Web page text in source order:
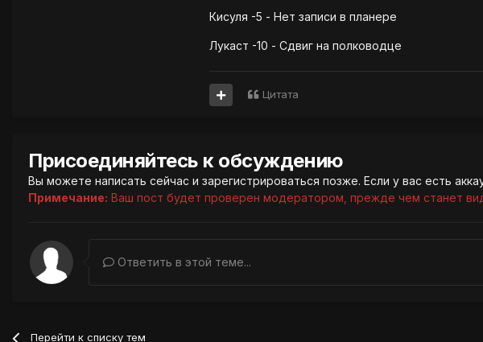
Кисуля -5 - Нет записи в планере
Лукаст -10 - Сдвиг на полководце
Цитата
Присоединяйтесь к обсуждению
Вы можете написать сейчас и зарегистрироваться позже. Если у вас есть
Примечание: Ваш пост будет проверен модератором, прежде чем станет
Ответить в этой теме...
Перейти к списку тем